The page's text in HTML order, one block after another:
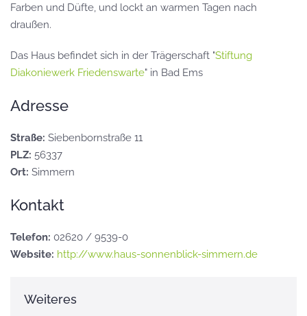
Farben und Düfte, und lockt an warmen Tagen nach
draußen.
Das Haus befindet sich in der Trägerschaft "Stiftung
Diakoniewerk Friedenswarte" in Bad Ems
Adresse
Straße: Siebenbornstraße 11
PLZ: 56337
Ort: Simmern
Kontakt
Telefon: 02620 / 9539-0
Website: http://www.haus-sonnenblick-simmern.de
Weiteres